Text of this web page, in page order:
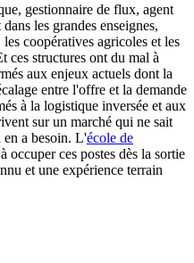
gestionnaire de flux, agent
les grandes enseignes,
coopératives agricoles et les
ces structures ont du mal à
aux enjeux actuels dont la
entre l'offre et la demande
à la logistique inversée et aux
sur un marché qui ne sait
en a besoin. L'école de
occuper ces postes dès la sortie
et une expérience terrain